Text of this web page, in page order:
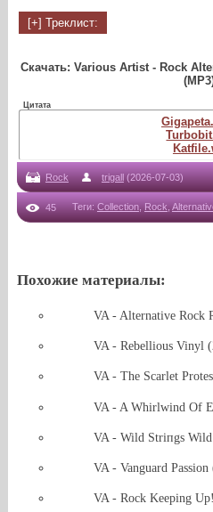
Скачать: Various Artist - Rock
Цитата
Rock trigall (2026-07-03)
45 Теги: Collection,Rock,
Похожие материалы:
VA - Alternative Rock
VA - Rebellious Vinyl
VA - The Scarlet
VA - A Whirlwind Of
VA - Wild Striпgs
VA - Vanguard
VA - Rock Keeping